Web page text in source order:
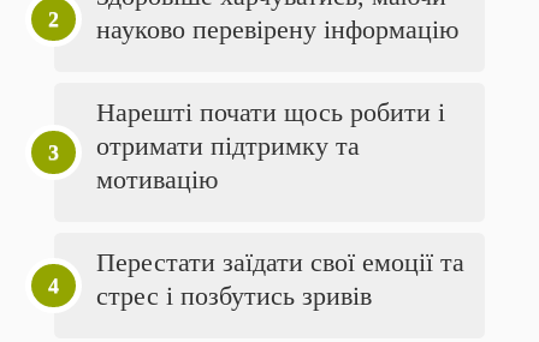
науково перевірену інформацію
Нарешті почати щось робити і
отримати підтримку та
мотивацію
Перестати заїдати свої емоції та
стрес і позбутись зривів